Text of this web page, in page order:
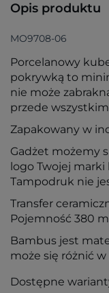
Opis produktu
MO9708-06
Porcelanowy
pokrywką to
nie może
przede
Zapakowany w
Gadżet możemy
logo Twojej
Tampodruk nie
Transfer
Pojemność 380
Bambus jest
może się różnić
Dostępne